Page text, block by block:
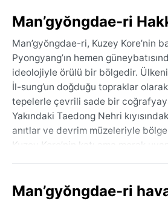
Man’gyŏngdae-ri
Man’gyŏngdae-ri, Kuzey Kore’nin
Pyongyang’ın hemen
ideolojiyle örülü bir bölgedir.
İl-sung’un doğduğu topraklar
tepelerle çevrili sade bir
Yakındaki Taedong Nehri
anıtlar ve devrim müzeleriyle
Kuzey Kore’nin katı ama merak
dinginliğini hissettirir.
Man’gyŏngdae-ri